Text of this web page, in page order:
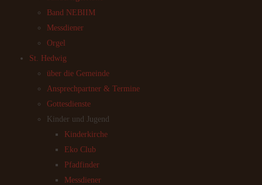
Band NEBIIM
Messdiener
Orgel
St. Hedwig
über die Gemeinde
Ansprechpartner & Termine
Gottesdienste
Kinder und Jugend
Kinderkirche
Eko Club
Pfadfinder
Messdiener